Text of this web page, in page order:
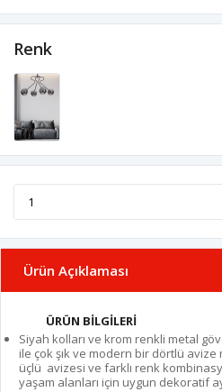
Renk
Ürün Açıklaması
ÜRÜN BİLGİLERİ
Siyah kolları ve krom renkli metal
ile çok şık ve modern bir dörtlü
üçlü avizesi ve farklı renk
yaşam alanları için uygun dekoratif